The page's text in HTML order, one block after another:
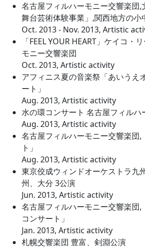
名古屋フィルハーモニー交響楽団
舞台芸術体験事業」,関西地方の小
Oct. 2013 - Nov. 2013, Artistic
「FEEL YOUR HEART」ケイコ・
モニー交響楽団
Oct. 2013, Artistic activity
アフィニス夏の音楽祭「あいうえ
ート」
Aug. 2013, Artistic activity
水の環コンサート 名古屋フィルハ
Aug. 2013, Artistic activity
名古屋フィルハーモニー交響楽団,
ト」
Aug. 2013, Artistic activity
東京佼成ウィンドオーケストラ九
州、大分 3公演
Jun. 2013, Artistic activity
名古屋フィルハーモニー交響楽団,
コンサート」
Jan. 2013, Artistic activity
札幌交響楽団 豊富、剣淵公演